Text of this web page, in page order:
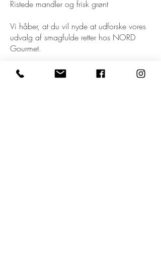
Ristede mandler og frisk grønt
Vi håber, at du vil nyde at udforske vores
udvalg af smagfulde retter hos NORD
Gourmet.
Velbekomme!